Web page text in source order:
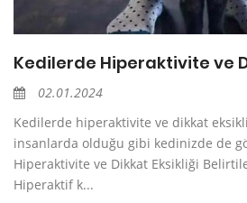
Kedilerde Hiperaktivite ve
02.01.2024
Kedilerde hiperaktivite ve dikkat
insanlarda olduğu gibi kedinizde de
Hiperaktivite ve Dikkat Eksikliği
Hiperaktif k...